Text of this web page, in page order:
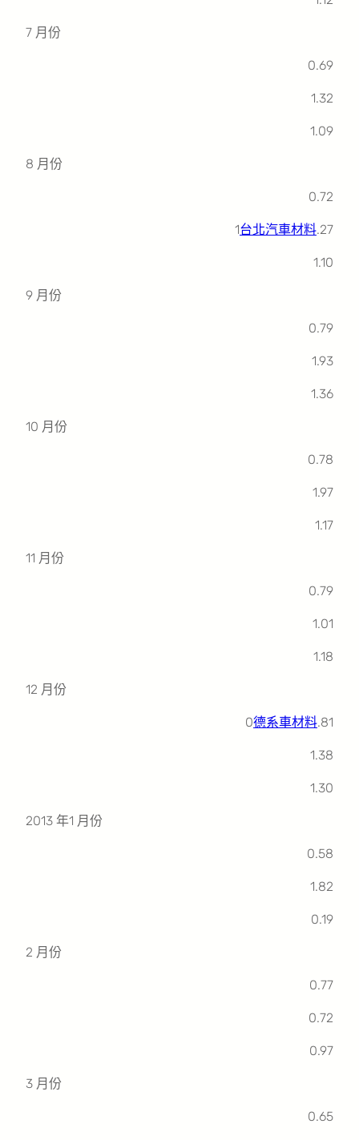
7 月份
0.69
1.32
1.09
8 月份
0.72
1台北汽車材料.27
1.10
9 月份
0.79
1.93
1.36
10 月份
0.78
1.97
1.17
11 月份
0.79
1.01
1.18
12 月份
0德系車材料.81
1.38
1.30
2013 年1 月份
0.58
1.82
0.19
2 月份
0.77
0.72
0.97
3 月份
0.65